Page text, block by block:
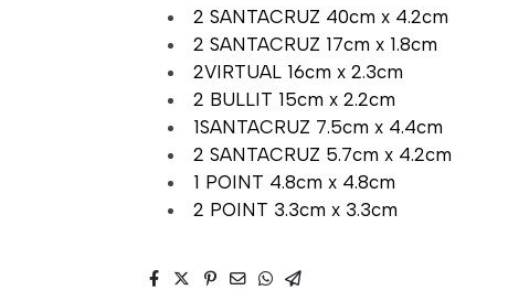
2 SANTACRUZ 40cm x 4.2cm
2 SANTACRUZ 17cm x 1.8cm
2VIRTUAL 16cm x 2.3cm
2 BULLIT 15cm x 2.2cm
1SANTACRUZ 7.5cm x 4.4cm
2 SANTACRUZ 5.7cm x 4.2cm
1 POINT 4.8cm x 4.8cm
2 POINT 3.3cm x 3.3cm